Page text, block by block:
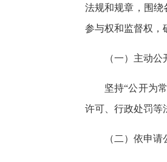
法规和规章，围绕
参与权和监督权，
（一）主动
坚持“公开为
许可、行政处罚等
（二）依申